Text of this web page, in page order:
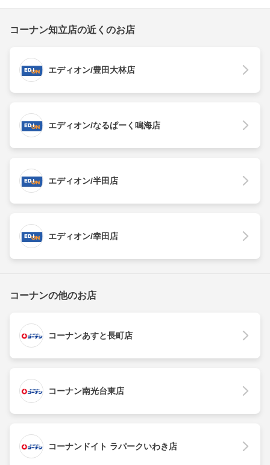
コーナン知立店の近くのお店
エディオン/豊田大林店
エディオン/なるぱーく鳴海店
エディオン/半田店
エディオン/幸田店
コーナンの他のお店
コーナンあすと長町店
コーナン南光台東店
コーナンドイト ラパークいわき店